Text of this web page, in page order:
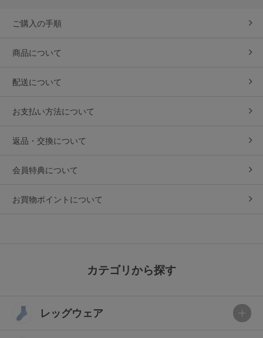
ご購入の手順
商品について
配送について
お支払い方法について
返品・交換について
会員特典について
お買物ポイントについて
カテゴリから探す
レッグウェア